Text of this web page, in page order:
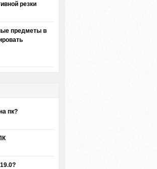
резки
предметы в
пк?